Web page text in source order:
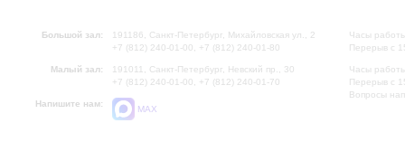
Большой зал:
191186, Санкт-Петербург, Михайловская ул., 2
+7 (812) 240-01-00, +7 (812) 240-01-80
Малый зал:
191011, Санкт-Петербург, Невский пр., 30
+7 (812) 240-01-00, +7 (812) 240-01-70
Напишите нам:
MAX
Часы
Перерыв с
Часы
Перерыв с
Вопросы